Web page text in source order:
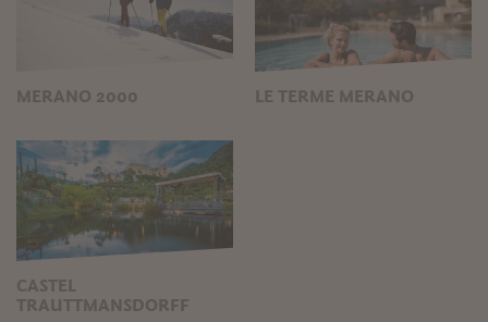
MERANO 2000 LE TERME MERANO
CASTEL
TRAUTTMANSDORFF